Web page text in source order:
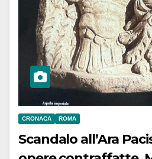
CRONACA ROMA
Scandalo all’Ara